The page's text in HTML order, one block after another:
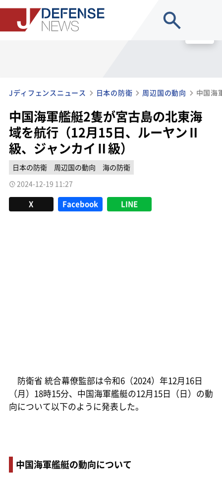
Jディフェンスニュース 日本の防衛 周辺国の動向
中国海軍艦艇2隻が宮古島の北東海
域を航行（12月15日、ルーヤンⅡ
級、ジャンカイⅡ級）
日本の防衛 周辺国の動向
海の防衛
2024-12-19 11:27
X Facebook LINE
防衛省 統合幕僚監部は令和6（2024）年12月16日
（月）18時15分、中国海軍艦艇の12月15日（日）の動
向について以下のように発表した。
中国海軍艦艇の動向について